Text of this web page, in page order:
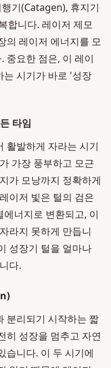
기(Catagen), 휴지기
합니다. 레이저 제모
의 레이저 에너지를 모
중요한 점은, 이 레이
는 시기가 바로 '성장
타임
활발하게 자라는 시기
가장 풍부하고 모근
가 모낭까지 정확하게
이저 빛은 털의 검은
너지로 변환되고, 이
라지 못하게 만듭니
성장기 털을 얼마나
다.
분리되기 시작하는 짧
히 성장을 멈추고 자연
습니다. 이 두 시기에